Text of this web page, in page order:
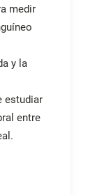
medir
y la
estudiar
entre